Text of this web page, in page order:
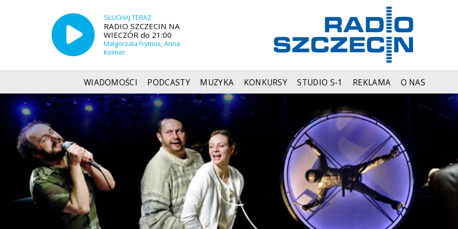
SŁUCHAJ TERAZ
RADIO SZCZECIN NA
WIECZÓR do 21:00
Małgorzata Frymus, Anna
Kolmer
WIADOMOŚCI PODCASTY MUZYKA KONKURSY STUDIO S-1 REKLAMA O NAS